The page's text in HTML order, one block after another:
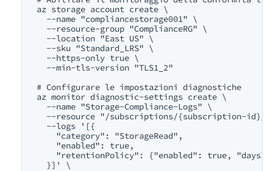
az storage account create \
  --name "compliancestorage001" \
  --resource-group "ComplianceRG" \
  --location "East US" \
  --sku "Standard_LRS" \
  --https-only true \
  --min-tls-version "TLS1_2"
# Configurare le impostazioni diagnostiche
az monitor diagnostic-settings create \
  --name "Storage-Compliance-Logs" \
--resource "/subscriptions/{subscription-id}/
  --logs '[{
    "category": "StorageRead",
    "enabled": true,
"retentionPolicy": {"enabled": true, "days":
  }]' \